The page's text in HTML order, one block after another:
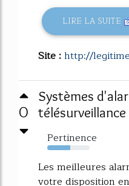
LIRE LA SUITE
Site :http://
0
Systèmes
télésurveillance
Pertinence
54%
Les meilleures
votre disposition